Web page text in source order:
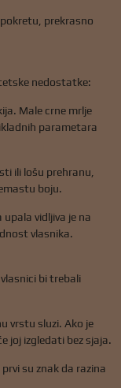
prekrasno
nedostatke:
Male crne mrlje
parametara
ili lošu prehranu,
boju.
vidljiva je na
vlasnika.
bi trebali
vrstu sluzi. Ako je
joj izgledati bez sjaja.
su znak da razina